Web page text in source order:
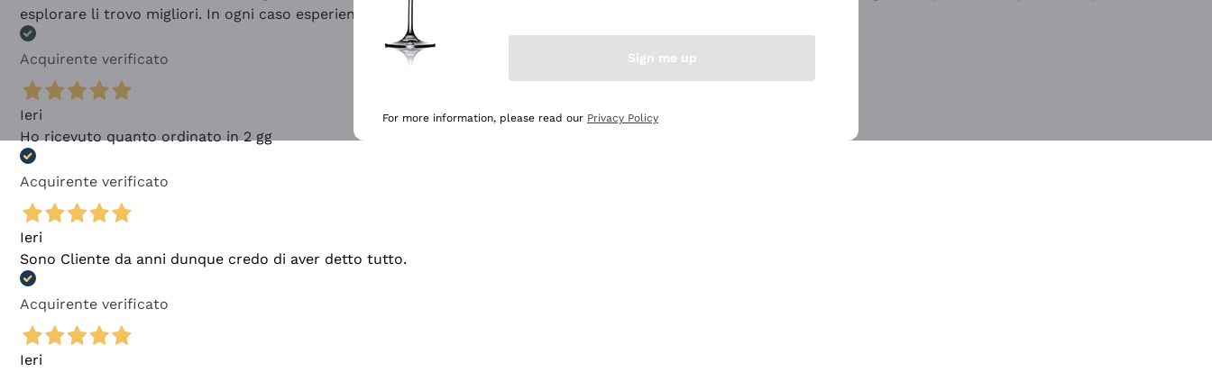
esplorare li trovo migliori. In ogni caso esperienza buona e lo consiglio! 👍
Acquirente verificato
Ieri
Ho ricevuto quanto ordinato in 2 gg
Acquirente verificato
Ieri
Sono Cliente da anni dunque credo di aver detto tutto.
Acquirente verificato
Ieri
Sign me up
For more information, please read our Privacy Policy